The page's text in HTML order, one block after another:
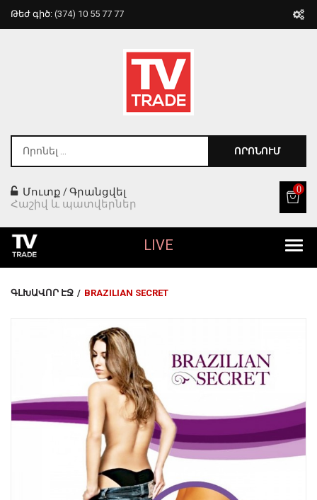
Թեժ գիծ: (374) 10 55 77 77
ՈՐՈՆՈՒՄ
Մուտք /Գրանցվել
Հաշիվ և պատվերներ
0
Խոհանոցային
Գեղեցկություն ԵՒ Խնամք
Երեխաների Համար
Լավագույն Վաճառք
LIVE
ԳԼԽԱՎՈՐ ԷՋ / BRAZILIAN SECRET